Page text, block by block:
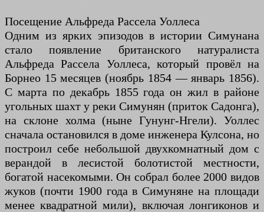
Посещение Альфреда Рассела Уоллеса
Одним из ярких эпизодов в истории Симунана
стало появление британского натуралиста
Альфреда Рассела Уоллеса, который провёл на
Борнео 15 месяцев (ноябрь 1854 — январь 1856).
С марта по декабрь 1855 года он жил в районе
угольных шахт у реки Симунян (приток Садонга),
на склоне холма (ныне Гунунг-Нгели). Уоллес
сначала остановился в доме инженера Кулсона, но
построил себе небольшой двухкомнатный дом с
верандой в лесистой болотистой местности,
богатой насекомыми. Он собрал более 2000 видов
жуков (почти 1900 года в Симуняне на площади
менее квадратной мили), включая лонгиконов и